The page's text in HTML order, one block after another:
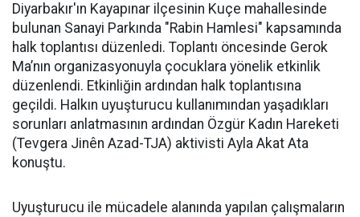
Diyarbakır'ın Kayapınar ilçesinin Kuçe mahallesinde
bulunan Sanayi Parkında "Rabin Hamlesi" kapsamında
halk toplantısı düzenledi. Toplantı öncesinde Gerok
Ma’nın organizasyonuyla çocuklara yönelik etkinlik
düzenlendi. Etkinliğin ardından halk toplantısına
geçildi. Halkın uyuşturucu kullanımından yaşadıkları
sorunları anlatmasının ardından Özgür Kadın Hareketi
(Tevgera Jinên Azad-TJA) aktivisti Ayla Akat Ata
konuştu.
Uyuşturucu ile mücadele alanında yapılan çalışmaların